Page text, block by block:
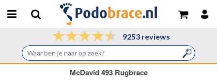
9253 reviews
McDavid 493 Rugbrace